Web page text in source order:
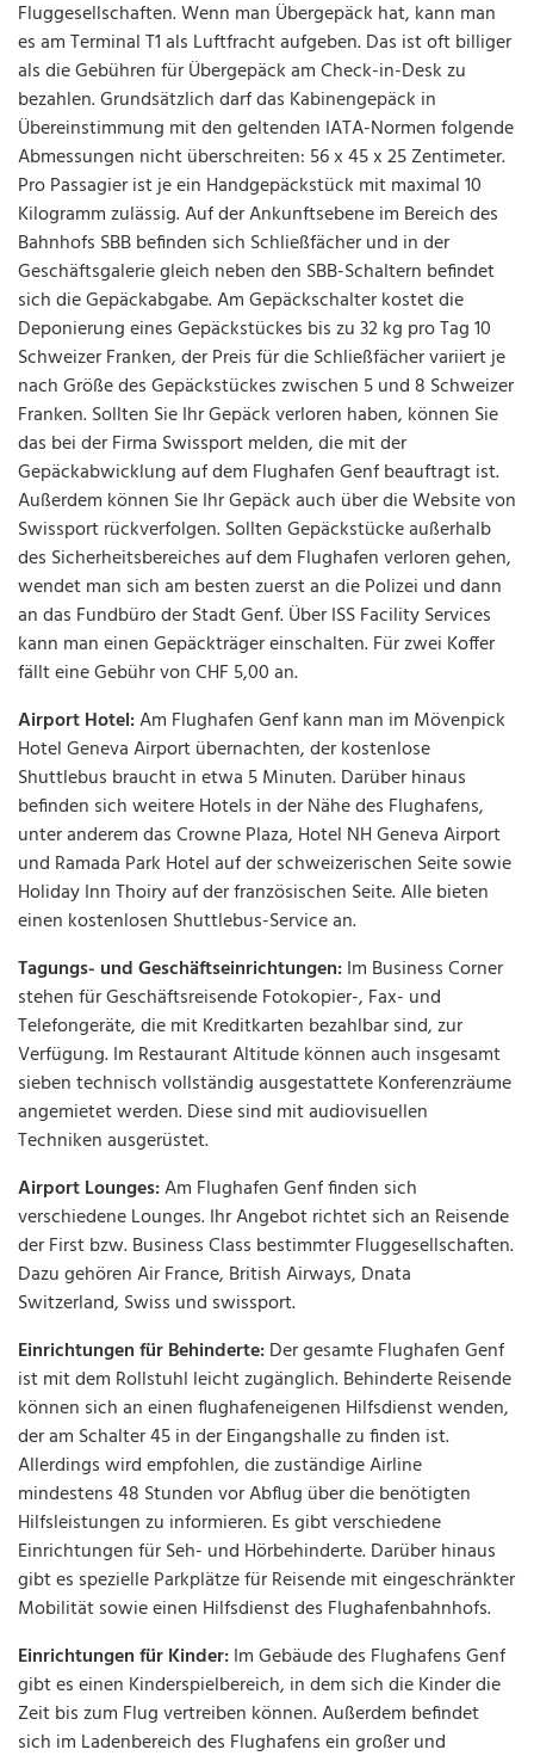
Fluggesellschaften. Wenn man Übergepäck hat, kann man
es am Terminal T1 als Luftfracht aufgeben. Das ist oft billiger
als die Gebühren für Übergepäck am Check-in-Desk zu
bezahlen. Grundsätzlich darf das Kabinengepäck in
Übereinstimmung mit den geltenden IATA-Normen folgende
Abmessungen nicht überschreiten: 56 x 45 x 25 Zentimeter.
Pro Passagier ist je ein Handgepäckstück mit maximal 10
Kilogramm zulässig. Auf der Ankunftsebene im Bereich des
Bahnhofs SBB befinden sich Schließfächer und in der
Geschäftsgalerie gleich neben den SBB-Schaltern befindet
sich die Gepäckabgabe. Am Gepäckschalter kostet die
Deponierung eines Gepäckstückes bis zu 32 kg pro Tag 10
Schweizer Franken, der Preis für die Schließfächer variiert je
nach Größe des Gepäckstückes zwischen 5 und 8 Schweizer
Franken. Sollten Sie Ihr Gepäck verloren haben, können Sie
das bei der Firma Swissport melden, die mit der
Gepäckabwicklung auf dem Flughafen Genf beauftragt ist.
Außerdem können Sie Ihr Gepäck auch über die Website von
Swissport rückverfolgen. Sollten Gepäckstücke außerhalb
des Sicherheitsbereiches auf dem Flughafen verloren gehen,
wendet man sich am besten zuerst an die Polizei und dann
an das Fundbüro der Stadt Genf. Über ISS Facility Services
kann man einen Gepäckträger einschalten. Für zwei Koffer
fällt eine Gebühr von CHF 5,00 an.
Airport Hotel:Am Flughafen Genf kann man im Mövenpick
Hotel Geneva Airport übernachten, der kostenlose
Shuttlebus braucht in etwa 5 Minuten. Darüber hinaus
befinden sich weitere Hotels in der Nähe des Flughafens,
unter anderem das Crowne Plaza, Hotel NH Geneva Airport
und Ramada Park Hotel auf der schweizerischen Seite sowie
Holiday Inn Thoiry auf der französischen Seite. Alle bieten
einen kostenlosen Shuttlebus-Service an.
Tagungs- und Geschäftseinrichtungen:Im Business Corner
stehen für Geschäftsreisende Fotokopier-, Fax- und
Telefongeräte, die mit Kreditkarten bezahlbar sind, zur
Verfügung. Im Restaurant Altitude können auch insgesamt
sieben technisch vollständig ausgestattete Konferenzräume
angemietet werden. Diese sind mit audiovisuellen
Techniken ausgerüstet.
Airport Lounges:Am Flughafen Genf finden sich
verschiedene Lounges. Ihr Angebot richtet sich an Reisende
der First bzw. Business Class bestimmter Fluggesellschaften.
Dazu gehören Air France, British Airways, Dnata
Switzerland, Swiss und swissport.
Einrichtungen für Behinderte:Der gesamte Flughafen Genf
ist mit dem Rollstuhl leicht zugänglich. Behinderte Reisende
können sich an einen flughafeneigenen Hilfsdienst wenden,
der am Schalter 45 in der Eingangshalle zu finden ist.
Allerdings wird empfohlen, die zuständige Airline
mindestens 48 Stunden vor Abflug über die benötigten
Hilfsleistungen zu informieren. Es gibt verschiedene
Einrichtungen für Seh- und Hörbehinderte. Darüber hinaus
gibt es spezielle Parkplätze für Reisende mit eingeschränkter
Mobilität sowie einen Hilfsdienst des Flughafenbahnhofs.
Einrichtungen für Kinder:Im Gebäude des Flughafens Genf
gibt es einen Kinderspielbereich, in dem sich die Kinder die
Zeit bis zum Flug vertreiben können. Außerdem befindet
sich im Ladenbereich des Flughafens ein großer und